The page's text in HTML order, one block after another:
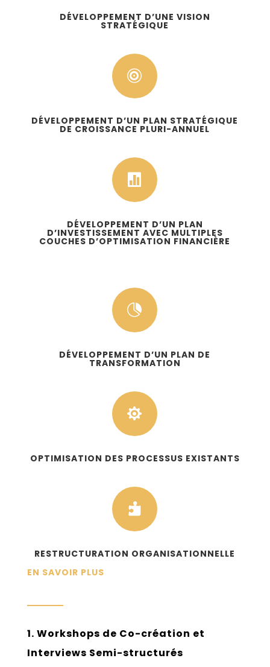
DÉVELOPPEMENT D’UNE VISION
STRATÉGIQUE

DÉVELOPPEMENT D’UN PLAN STRATÉGIQUE
DE CROISSANCE PLURI-ANNUEL

DÉVELOPPEMENT D’UN PLAN
D’INVESTISSEMENT AVEC MULTIPLES
COUCHES D’OPTIMISATION FINANCIÈRE

DÉVELOPPEMENT D’UN PLAN DE
TRANSFORMATION

OPTIMISATION DES PROCESSUS EXISTANTS

RESTRUCTURATION ORGANISATIONNELLE
EN SAVOIR PLUS
1. Workshops de Co-création et
Interviews Semi-structurés